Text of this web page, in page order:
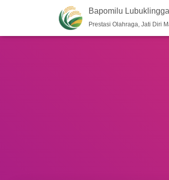
Bapomilu
Prestasi Olahraga, Jati Diri